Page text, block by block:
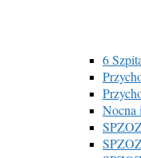
6
Nocna